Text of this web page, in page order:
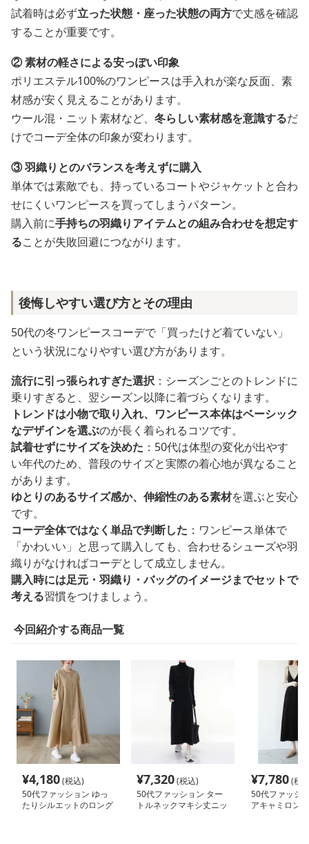
試着時は必ず立った状態・座った状態の両方で丈感を確認
することが重要です。
② 素材の軽さによる安っぽい印象
ポリエステル100%のワンピースは手入れが楽な反面、素
材感が安く見えることがあります。
ウール混・ニット素材など、 冬らしい素材感を意識するだ
けでコーデ全体の印象が変わります。
③ 羽織りとのバランスを考えずに購入
単体では素敵でも、持っているコートやジャケットと合わ
せにくいワンピースを買ってしまうパターン。
購入前に手持ちの羽織りアイテムとの組み合わせを想定す
ることが失敗回避につながります。
後悔しやすい選び方とその理由
50代の冬ワンピースコーデで「買ったけど着ていない」
という状況になりやすい選び方があります。
流行に引っ張られすぎた選択 ：シーズンごとのトレンドに
乗りすぎると、翌シーズン以降に着づらくなります。
トレンドは小物で取り入れ、ワンピース本体はベーシック
なデザインを選ぶのが長く着られるコツです。
試着せずにサイズを決めた ：50代は体型の変化が出やす
い年代のため、普段のサイズと実際の着心地が異なること
があります。
ゆとりのあるサイズ感か、伸縮性のある素材を選ぶと安心
です。
コーデ全体ではなく単品で判断した ：ワンピース単体で
「かわいい」と思って購入しても、合わせるシューズや羽
織りがなければコーデとして成立しません。
購入時には足元・羽織り・バッグのイメージまでセットで
考える習慣をつけましょう。
今回紹介する商品一覧
¥4,180(税込)
50代ファッション ゆっ
たりシルエットのロング
¥7,320(税込)
50代ファッション ター
トルネックマキシ丈ニッ
¥7,780(税
50代ファッシ
アキャミロン